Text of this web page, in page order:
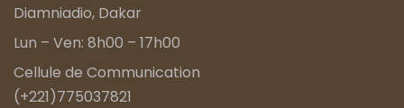
Diamniadio, Dakar
Lun – Ven: 8h00 – 17h00
Cellule de Communication
(+221)775037821